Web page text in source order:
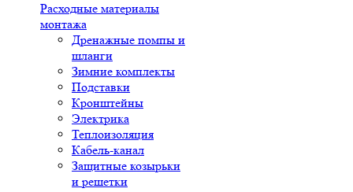
Расходные материалы
монтажа
Дренажные помпы и
шланги
Зимние комплекты
Подставки
Кронштейны
Электрика
Теплоизоляция
Кабель-канал
Защитные козырьки
и решетки